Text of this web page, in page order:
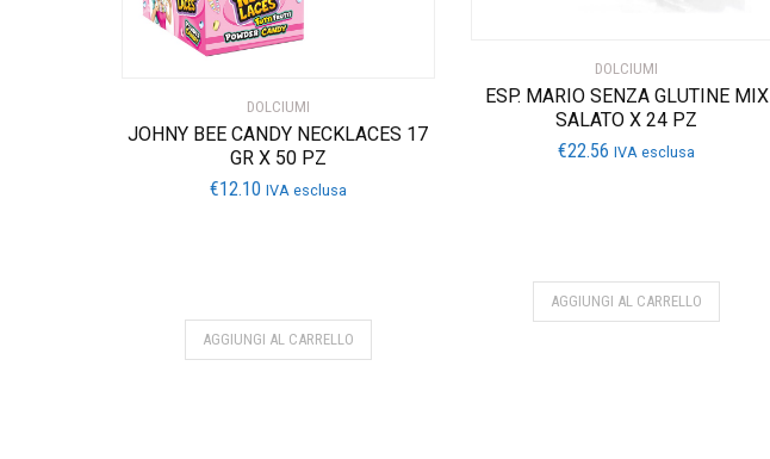
DOLCIUMI
JOHNY BEE CANDY NECKLACES 17
GR X 50 PZ
€12.10 IVA esclusa
AGGIUNGI AL CARRELLO
DOLCIUMI
ESP. MARIO SENZA GLUTINE MIX
SALATO X 24 PZ
€22.56 IVA esclusa
AGGIUNGI AL CARRELLO